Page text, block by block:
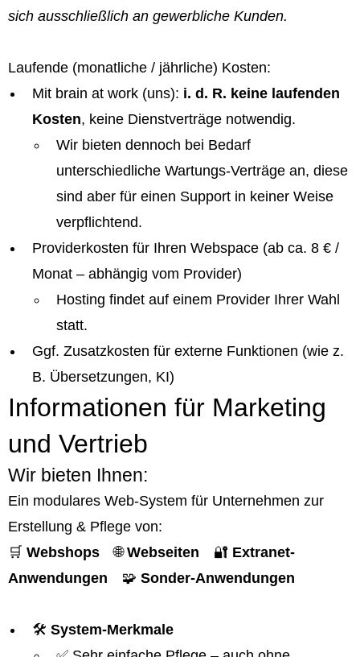
sich ausschließlich an gewerbliche Kunden.
Laufende (monatliche / jährliche) Kosten:
Mit brain at work (uns): i. d. R. keine laufenden
Kosten, keine Dienstverträge notwendig.
Wir bieten dennoch bei Bedarf
unterschiedliche Wartungs-Verträge an, diese
sind aber für einen Support in keiner Weise
verpflichtend.
Providerkosten für Ihren Webspace (ab ca. 8 € /
Monat – abhängig vom Provider)
Hosting findet auf einem Provider Ihrer Wahl
statt.
Ggf. Zusatzkosten für externe Funktionen (wie z.
B. Übersetzungen, KI)
Informationen für Marketing
und Vertrieb
Wir bieten Ihnen:
Ein modulares Web-System für Unternehmen zur
Erstellung & Pflege von:
🛒 Webshops 🌐Webseiten 🔐 Extranet-
Anwendungen 🧩 Sonder-Anwendungen
🛠️ System-Merkmale